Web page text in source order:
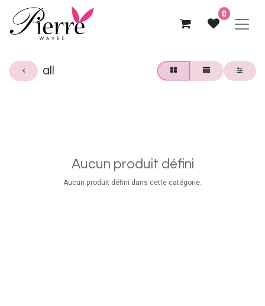
0
all
Aucun produit défini
Aucun produit défini dans cette catégorie.